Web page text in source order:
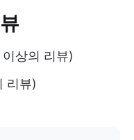
상의 리뷰)
리뷰)